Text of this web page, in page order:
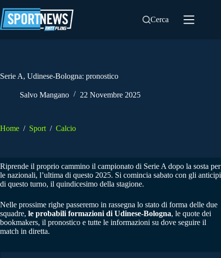
al
contenuto
Cerca
Serie A, Udinese-Bologna: pronostico
Salvo Mangano 22 Novembre 2025
Home / Sport / Calcio
Riprende il proprio cammino il campionato di Serie A dopo la sosta per
le nazionali, l’ultima di questo 2025. Si comincia sabato con gli anticipi
di questo turno, il quindicesimo della stagione.
Nelle prossime righe passeremo in rassegna lo stato di forma delle due
squadre, le probabili formazioni di Udinese-Bologna, le quote dei
bookmakers, il pronostico e tutte le informazioni su dove seguire il
match in diretta.